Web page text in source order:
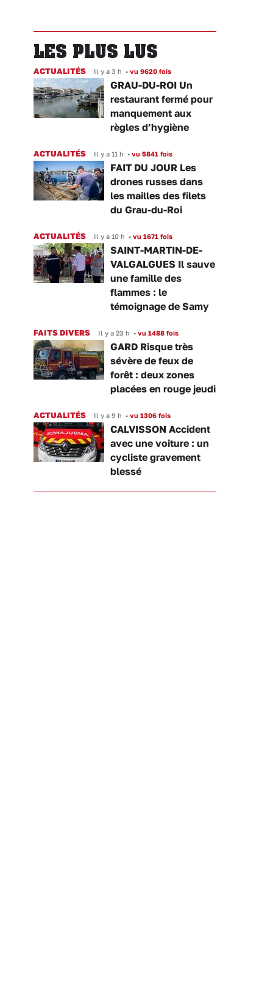
LES PLUS LUS
ACTUALITÉS Il y a 3 h • vu 9620 fois
GRAU-DU-ROI Un
restaurant fermé pour
manquement aux
règles d’hygiène
ACTUALITÉS Il y a 11 h • vu 5841 fois
FAIT DU JOUR Les
drones russes dans
les mailles des filets
du Grau-du-Roi
ACTUALITÉS Il y a 10 h • vu 1671 fois
SAINT-MARTIN-DE-
VALGALGUES Il sauve
une famille des
flammes : le
témoignage de Samy
FAITS DIVERS Il y a 23 h • vu 1488 fois
GARD Risque très
sévère de feux de
forêt : deux zones
placées en rouge jeudi
ACTUALITÉS Il y a 9 h • vu 1306 fois
CALVISSON Accident
avec une voiture : un
cycliste gravement
blessé